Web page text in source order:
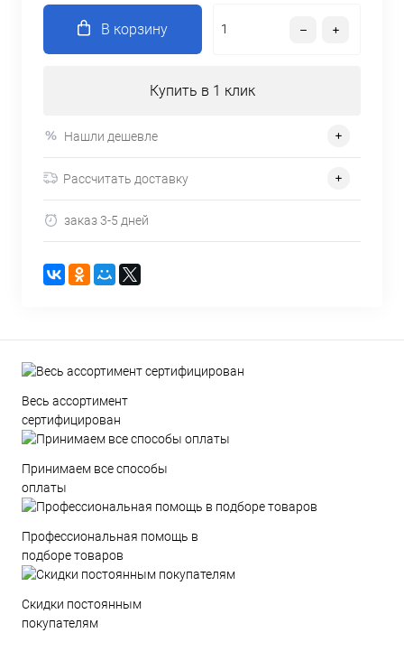
В корзину
Купить в 1 клик
Нашли дешевле
Рассчитать доставку
заказ 3-5 дней
Весь ассортимент
сертифицирован
Принимаем все способы
оплаты
Профессиональная помощь в
подборе товаров
Скидки постоянным
покупателям